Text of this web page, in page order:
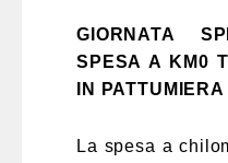
GIORNATA
SPESA A KM0
IN PATTUMIERA
La spesa a